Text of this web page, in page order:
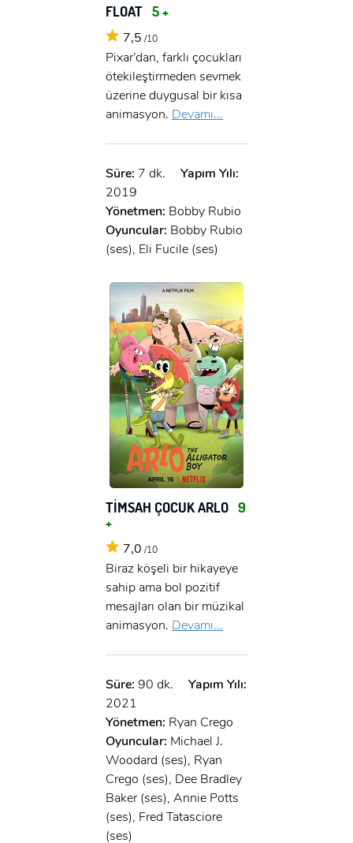
FLOAT 5 +
7,5 /10
Pixar’dan, farklı çocukları
ötekileştirmeden sevmek
üzerine duygusal bir kısa
animasyon. Devamı...
Süre: 7 dk.
Yapım Yılı:
2019
Yönetmen: Bobby Rubio
Oyuncular: Bobby Rubio
(ses), Eli Fucile (ses)
TİMSAH ÇOCUK ARLO 9
+
7,0 /10
Biraz köşeli bir hikayeye
sahip ama bol pozitif
mesajları olan bir müzikal
animasyon. Devamı...
Süre: 90 dk.
Yapım Yılı:
2021
Yönetmen: Ryan Crego
Oyuncular: Michael J.
Woodard (ses), Ryan
Crego (ses), Dee Bradley
Baker (ses), Annie Potts
(ses), Fred Tatasciore
(ses)